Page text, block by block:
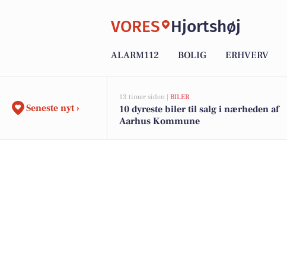
VORES Hjortshøj
ALARM112 BOLIG ERHVERV
Seneste nyt ›
13 timer siden | BILER
10 dyreste biler til salg i nærheden af
Aarhus Kommune